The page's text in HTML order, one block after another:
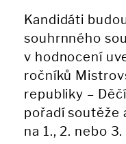
Kandidáti
souhrnného
v hodnocení
ročníků
republiky –
pořadí soutěže
na 1., 2. nebo